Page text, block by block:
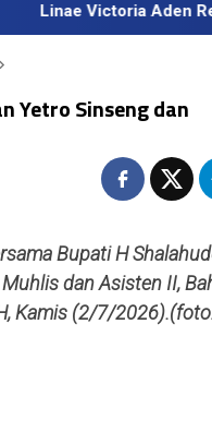
Aden Resmi
Yetro Sinseng dan
Bupati H
dan Asisten II,
Kamis (2/7/